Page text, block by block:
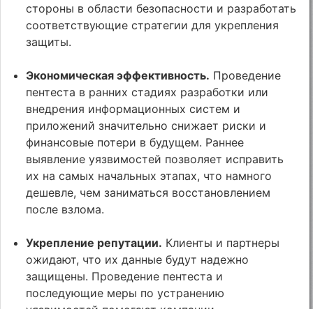
стороны в области безопасности и разработать
соответствующие стратегии для укрепления
защиты.
Экономическая эффективность. Проведение
пентеста в ранних стадиях разработки или
внедрения информационных систем и
приложений значительно снижает риски и
финансовые потери в будущем. Раннее
выявление уязвимостей позволяет исправить
их на самых начальных этапах, что намного
дешевле, чем заниматься восстановлением
после взлома.
Укрепление репутации. Клиенты и партнеры
ожидают, что их данные будут надежно
защищены. Проведение пентеста и
последующие меры по устранению